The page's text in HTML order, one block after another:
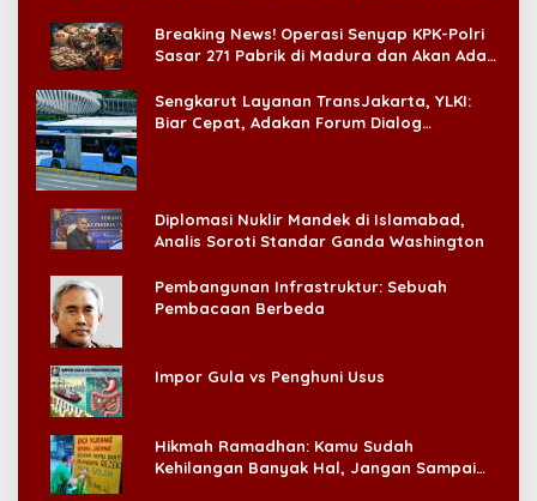
Breaking News! Operasi Senyap KPK-Polri
Sasar 271 Pabrik di Madura dan Akan Ada
Sengkarut Layanan TransJakarta, YLKI:
Biar Cepat, Adakan Forum Dialog
Diplomasi Nuklir Mandek di Islamabad,
Analis Soroti Standar Ganda Washington
Pembangunan Infrastruktur: Sebuah
Pembacaan Berbeda
Impor Gula vs Penghuni Usus
Hikmah Ramadhan: Kamu Sudah
Kehilangan Banyak Hal, Jangan Sampai